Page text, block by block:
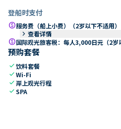
登船时支付
paid服务费（船上小费）（2岁以下不适用）
keyboard_arrow_right 查看详情
paid国际观光旅客税：每人3,000日元（2
预购套餐
check饮料套餐
checkWi-Fi
check 岸上观光行程
checkSPA